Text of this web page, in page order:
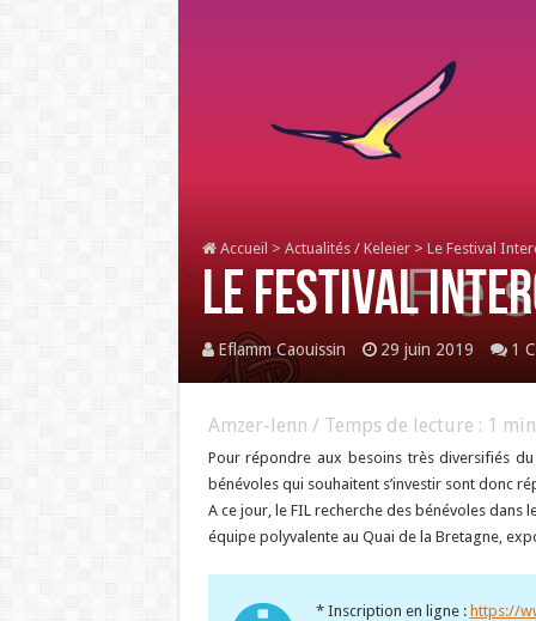
Accueil > Actualités / Keleier > Le Festival
Le Festival
Eflamm Caouissin 29 juin 2019 1
Amzer-lenn / Temps de lecture : 1 min
Pour répondre aux besoins très diversifiés
bénévoles qui souhaitent s’investir sont donc
A ce jour, le FIL recherche des bénévoles dans
équipe polyvalente au Quai de la Bretagne,
* Inscription en ligne : https://